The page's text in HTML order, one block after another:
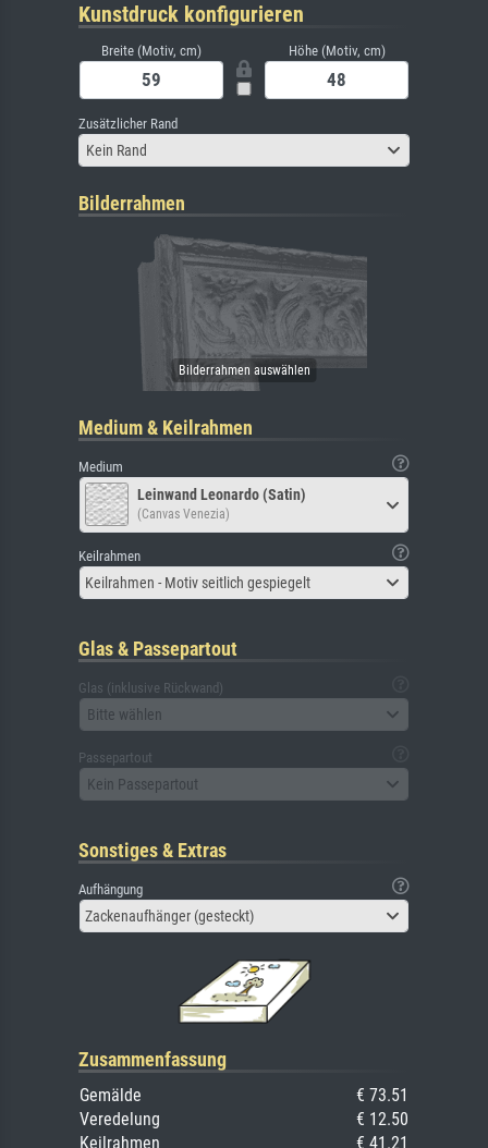
Kunstdruck konfigurieren
Breite (Motiv, cm) Höhe (Motiv, cm)
Zusätzlicher Rand
Kein Rand
Bilderrahmen
Medium & Keilrahmen
Medium
Leinwand Leonardo (Satin)
(Canvas Venezia)
Keilrahmen
Keilrahmen - Motiv seitlich gespiegelt
Glas & Passepartout
Glas (inklusive Rückwand)
Bitte wählen
Passepartout
Kein Passepartout
Sonstiges & Extras
Aufhängung
Zackenaufhänger (gesteckt)
Zusammenfassung
Gemälde
€ 73.51
Veredelung
€ 12.50
Keilrahmen
€ 41.21